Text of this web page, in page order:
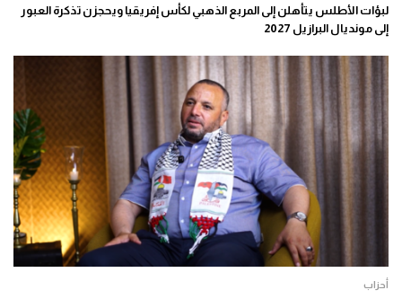
لبؤات الأطلس يتأهلن إلى المربع الذهبي لكأس إفريقيا ويحجزن تذكرة العبور
إلى مونديال البرازيل 2027
أحزاب